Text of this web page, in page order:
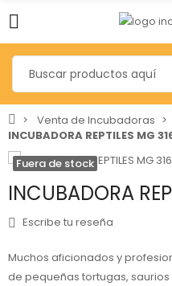
Venta de Incubadoras
INCUBADORA REPTILES MG
Fuera de stock
INCUBADORA
Escribe tu reseña
Muchos aficionados y
de pequeñas tortugas,